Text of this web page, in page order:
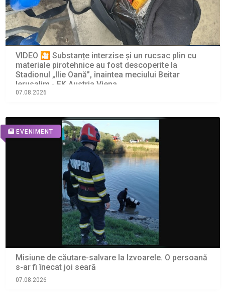
VIDEO 🎦 Substanțe interzise și un rucsac plin cu
materiale pirotehnice au fost descoperite la
Stadionul „Ilie Oană”, înaintea meciului Beitar
Ierusalim - FK Austria Viena
07.08.2026
EVENIMENT
Misiune de căutare-salvare la Izvoarele. O persoană
s-ar fi înecat joi seară
07.08.2026